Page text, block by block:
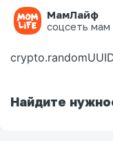
МамЛайф
соцсеть
Ошибка на
Найдите